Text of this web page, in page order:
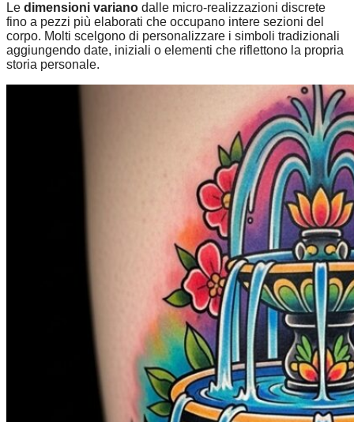
Le dimensioni variano dalle micro-realizzazioni discrete
fino a pezzi più elaborati che occupano intere sezioni del
corpo. Molti scelgono di personalizzare i simboli tradizionali
aggiungendo date, iniziali o elementi che riflettono la propria
storia personale.